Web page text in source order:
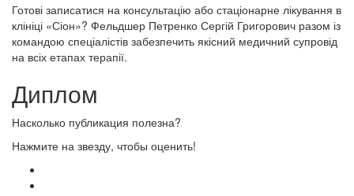
Готові записатися на консультацію або стаціонарне лікування в
клініці «Сіон»? Фельдшер Петренко Сергій Григорович разом із
командою спеціалістів забезпечить якісний медичний супровід
на всіх етапах терапії.
Диплом
Насколько публикация полезна?
Нажмите на звезду, чтобы оценить!